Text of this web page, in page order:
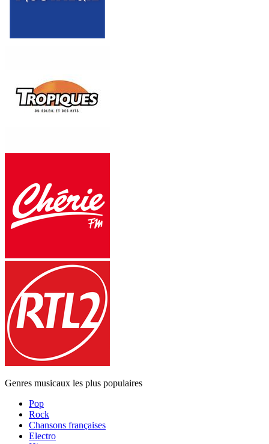
Genres musicaux les plus populaires
Pop
Rock
Chansons françaises
Electro